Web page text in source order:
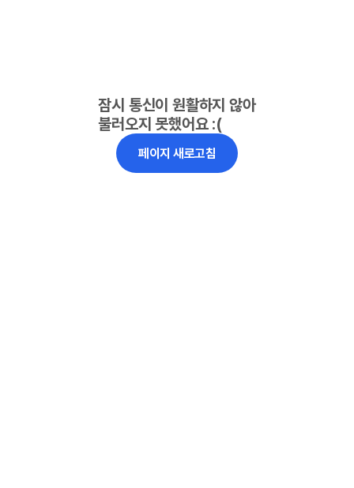
잠시 통신이 원활하지 않아
불러오지 못했어요 :(
페이지 새로고침